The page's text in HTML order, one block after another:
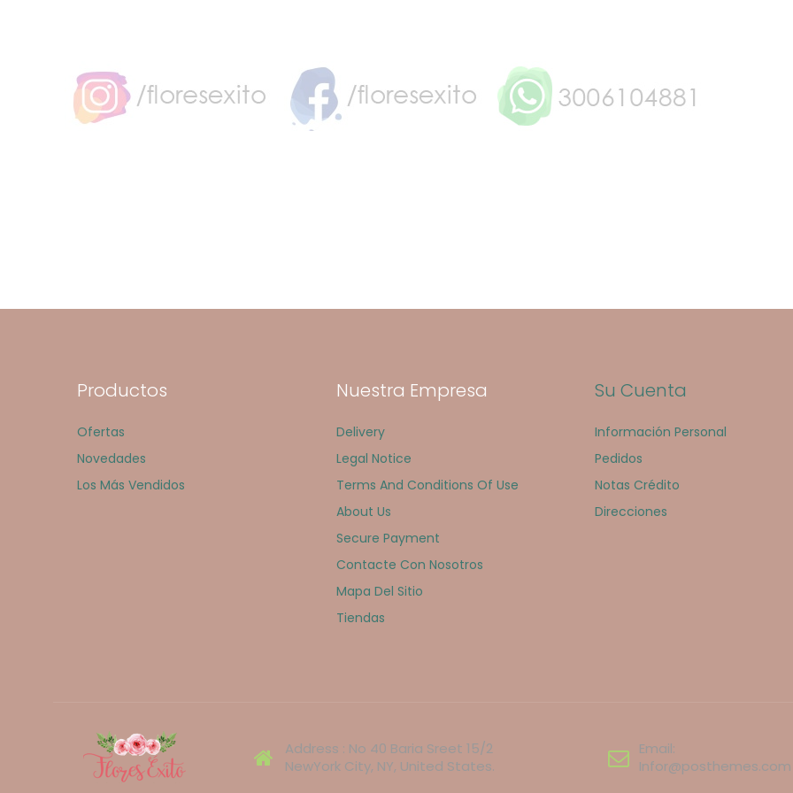
Productos
Ofertas
Novedades
Los Más Vendidos
Nuestra Empresa
Delivery
Legal Notice
Terms And Conditions Of Use
About Us
Secure Payment
Contacte Con Nosotros
Mapa Del Sitio
Tiendas
Su Cuenta
Información Personal
Pedidos
Notas Crédito
Direcciones
Address : No 40 Baria Sreet 15/2
NewYork City, NY, United States.
Email:
Infor@posthemes.com